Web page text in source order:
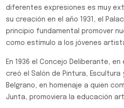
diferentes expresiones es muy
su creación en el año 1931, el
principio fundamental promover
como estímulo a los jóvenes
En 1936 el Concejo Deliberante,
creó el Salón de Pintura, Escultura
Belgrano, en homenaje a quien
Junta, promoviera la educación